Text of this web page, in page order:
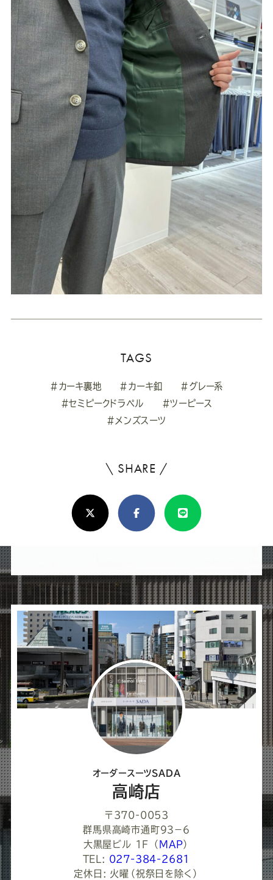
TAGS
#カーキ裏地 #カーキ釦
#グレー系
#セミピークドラペル
#ツーピース
#メンズスーツ
\ SHARE /
ろ
し
け
ば
シ
ェ
ア
し
て
く
だ
X(Twitter)FacebookLine
オーダースーツSADA
高崎店
〒370-0053
群馬県高崎市通町９３−６
大黒屋ビル 1F
（ MAP）
TEL: 027-384-2681
定休日: 火曜（祝祭日を除く）